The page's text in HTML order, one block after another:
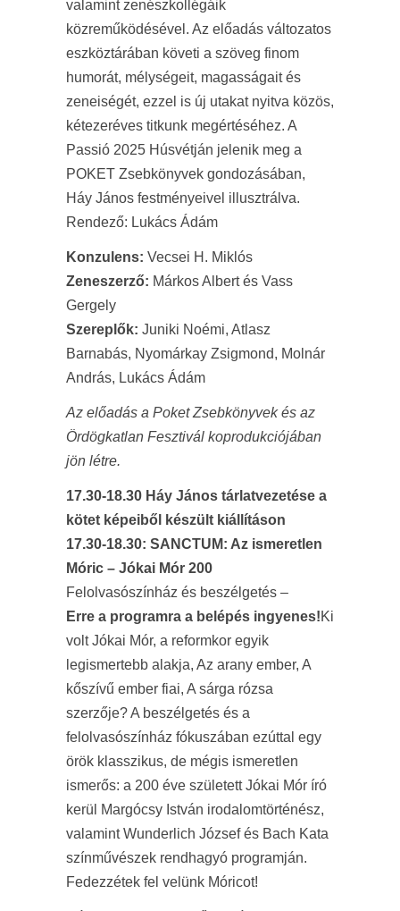
valamint zenészkollégáik
közreműködésével. Az előadás változatos
eszköztárában követi a szöveg finom
humorát, mélységeit, magasságait és
zeneiségét, ezzel is új utakat nyitva közös,
kétezeréves titkunk megértéséhez. A
Passió 2025 Húsvétján jelenik meg a
POKET Zsebkönyvek gondozásában,
Háy János festményeivel illusztrálva.
Rendező: Lukács Ádám
Konzulens: Vecsei H. Miklós
Zeneszerző: Márkos Albert és Vass
Gergely
Szereplők: Juniki Noémi, Atlasz
Barnabás, Nyomárkay Zsigmond, Molnár
András, Lukács Ádám
Az előadás a Poket Zsebkönyvek és az
Ördögkatlan Fesztivál koprodukciójában
jön létre.
17.30-18.30 Háy János tárlatvezetése a
kötet képeiből készült kiállításon
17.30-18.30: SANCTUM: Az ismeretlen
Móric – Jókai Mór 200
Felolvasószínház és beszélgetés –
Erre a programra a belépés ingyenes!Ki
volt Jókai Mór, a reformkor egyik
legismertebb alakja, Az arany ember, A
kőszívű ember fiai, A sárga rózsa
szerzője? A beszélgetés és a
felolvasószínház fókuszában ezúttal egy
örök klasszikus, de mégis ismeretlen
ismerős: a 200 éve született Jókai Mór író
kerül Margócsy István irodalomtörténész,
valamint Wunderlich József és Bach Kata
színművészek rendhagyó programján.
Fedezzétek fel velünk Móricot!